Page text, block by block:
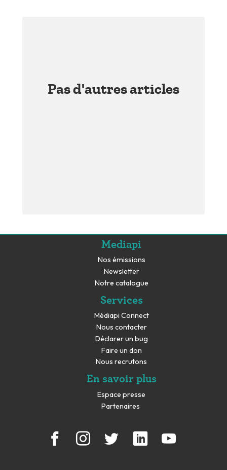
Pas d'autres articles
Mediapi
Nos émissions
Newsletter
Notre catalogue
Services
Médiapi Connect
Nous contacter
Déclarer un bug
Faire un don
Nous recrutons
En savoir plus
Espace presse
Partenaires